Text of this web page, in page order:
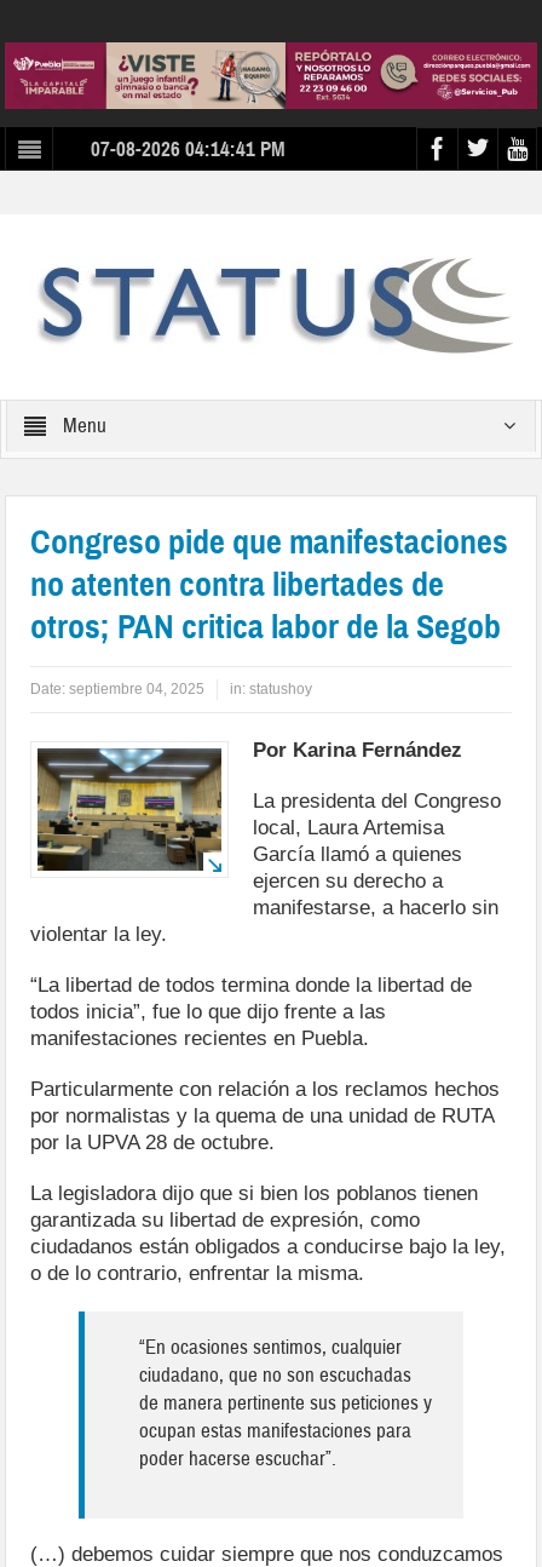
07-08-2026 04:14:41 PM
Menu
Congreso pide que manifestaciones
no atenten contra libertades de
otros; PAN critica labor de la Segob
Date:septiembre 04, 2025 in:statushoy
Por Karina Fernández
La presidenta del Congreso
local, Laura Artemisa
García llamó a quienes
ejercen su derecho a
manifestarse, a hacerlo sin
violentar la ley.
“La libertad de todos termina donde la libertad de
todos inicia”, fue lo que dijo frente a las
manifestaciones recientes en Puebla.
Particularmente con relación a los reclamos hechos
por normalistas y la quema de una unidad de RUTA
por la UPVA 28 de octubre.
La legisladora dijo que si bien los poblanos tienen
garantizada su libertad de expresión, como
ciudadanos están obligados a conducirse bajo la ley,
o de lo contrario, enfrentar la misma.
“En ocasiones sentimos, cualquier
ciudadano, que no son escuchadas
de manera pertinente sus peticiones y
ocupan estas manifestaciones para
poder hacerse escuchar”.
(…) debemos cuidar siempre que nos conduzcamos